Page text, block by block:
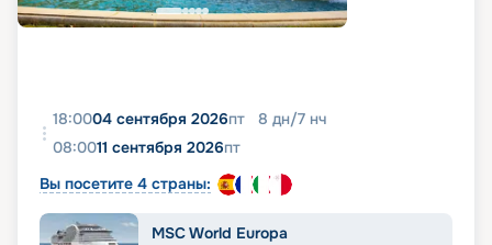
18:0004 сентября 2026пт 8 дн/7 нч
08:0011 сентября 2026пт
Вы посетите 4 страны:
MSC World Europa